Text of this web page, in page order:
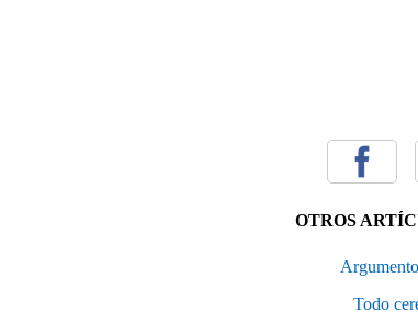
OTROS
Todo